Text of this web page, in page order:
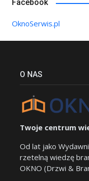
Facebook
OknoSerwis.pl
O NAS
Twoje centrum
Od lat jako
rzetelną wiedzę
OKNO (Drzwi &